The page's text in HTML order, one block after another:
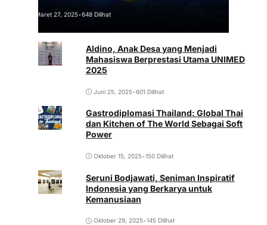
Maret 27, 2025•648 Dilihat
Aldino, Anak Desa yang Menjadi
Mahasiswa Berprestasi Utama UNIMED
2025
Juni 25, 2025•601 Dilihat
Gastrodiplomasi Thailand: Global Thai
dan Kitchen of The World Sebagai Soft
Power
Oktober 15, 2025•150 Dilihat
Seruni Bodjawati, Seniman Inspiratif
Indonesia yang Berkarya untuk
Kemanusiaan
Oktober 29, 2025•145 Dilihat